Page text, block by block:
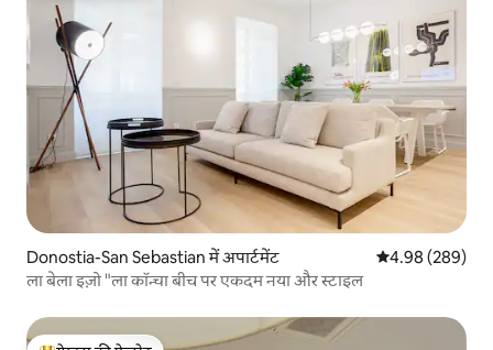
Donostia-San Sebastian में अपार्टमेंट औसत रेटिंग 5 में से
4.98 (289)
ला बेला इज़ो "ला कॉन्चा बीच पर एकदम नया और स्टाइल